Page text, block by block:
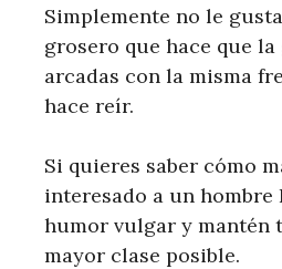
Simplemente no le
grosero que hace que
arcadas con la misma
hace reír.
Si quieres saber cómo
interesado a un hombre
humor vulgar y mantén
mayor clase posible.